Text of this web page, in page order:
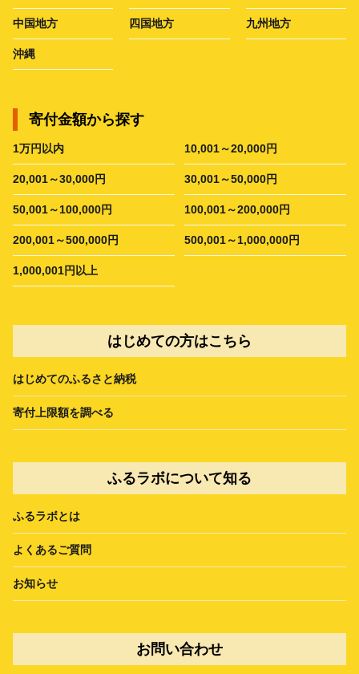
中国地方 四国地方 九州地方
沖縄
寄付金額から探す
1万円以内 10,001～20,000円
20,001～30,000円 30,001～50,000円
50,001～100,000円 100,001～200,000円
200,001～500,000円 500,001～1,000,000円
1,000,001円以上
はじめての方はこちら
はじめてのふるさと納税
寄付上限額を調べる
ふるラボについて知る
ふるラボとは
よくあるご質問
お知らせ
お問い合わせ